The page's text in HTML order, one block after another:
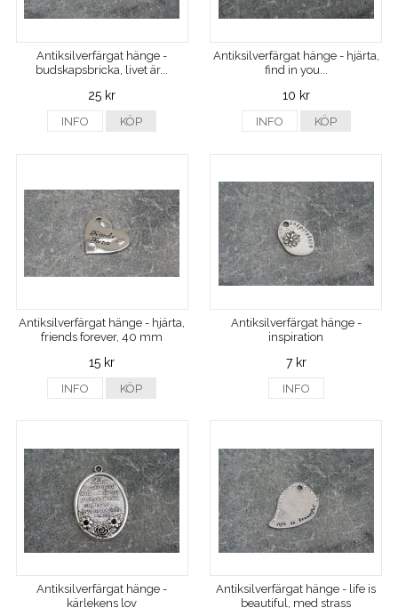
Antiksilverfärgat hänge -
budskapsbricka, livet är...
25 kr
INFO KÖP
Antiksilverfärgat hänge - hjärta,
find in you...
10 kr
INFO KÖP
Antiksilverfärgat hänge - hjärta,
friends forever, 40 mm
15 kr
INFO KÖP
Antiksilverfärgat hänge -
inspiration
7 kr
INFO
Antiksilverfärgat hänge -
kärlekens lov
Antiksilverfärgat hänge - life is
beautiful, med strass